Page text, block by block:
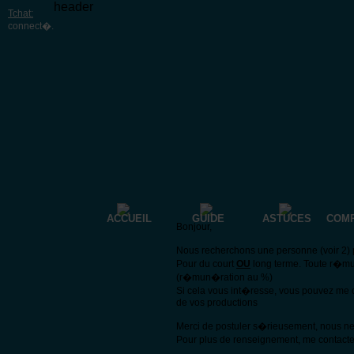
Tchat:
connect�.
header
ACCUEIL GUIDE ASTUCES
Bonjour,
Nous recherchons une personne (voir
Pour du court OU long terme. Toute
(r�mun�ration au %)
Si cela vous int�resse, vous pouvez
de vos productions
Merci de postuler s�rieusement, nous
Pour plus de renseignement, me